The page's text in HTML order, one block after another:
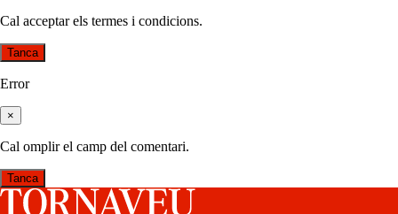
Cal acceptar els termes i condicions.
Tanca
Error
×
Cal omplir el camp del comentari.
Tanca